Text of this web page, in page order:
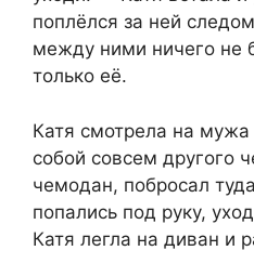
поплёлся за ней
между ними ничего не
только её.
Катя смотрела на
собой совсем другого
чемодан, побросал
попались под руку,
Катя легла на диван и